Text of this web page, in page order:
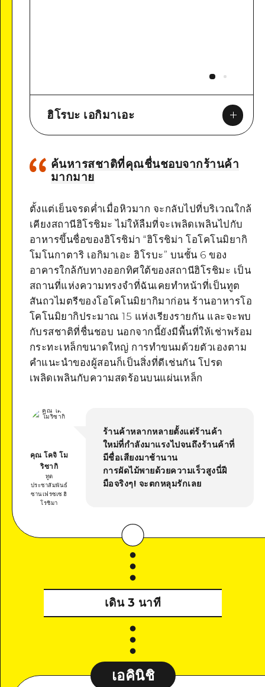
ฮิโรบะ เอกิมาเอะ
Google Maps
ดูรายละเอียด
ค้นหารสชาติที่คุณชื่นชอบจากร้านค้า
มากมาย
ตั้งแต่เย็นจรดค่ำเมื่อหิวมาก จะกลับไปที่บริเวณใกล้
เคียงสถานีฮิโรชิมะ ไม่ให้ลืมที่จะเพลิดเพลินไปกับ
อาหารขึ้นชื่อของฮิโรชิม่า “ฮิโรชิม่า โอโคโนมิยากิ
โมโนกาตาริ เอกิมาเอะ ฮิโรบะ” บนชั้น 6 ของ
อาคารใกล้กับทางออกทิศใต้ของสถานีฮิโรชิมะ เป็น
สถานที่แห่งความทรงจำที่ฉันเคยทำหน้าที่เป็นทูต
สันถวไมตรีของโอโคโนมิยากิมาก่อน ร้านอาหารโอ
โคโนมิยากิประมาณ 15 แห่งเรียงรายกัน และจะพบ
กับรสชาติที่ชื่นชอบ นอกจากนี้ยังมีพื้นที่ให้เช่าพร้อม
กระทะเหล็กขนาดใหญ่ การทำขนมด้วยตัวเองตาม
คำแนะนำของผู้สอนก็เป็นสิ่งที่ดีเช่นกัน โปรด
เพลิดเพลินกับความสดร้อนบนแผ่นเหล็ก
คุณ โคจิ โม
ริซากิ
ทูต
ประชาสัมพันธ์
ซานเฟรซเซ ฮิ
โรชิมา
ร้านค้าหลากหลายตั้งแต่ร้านค้า
ใหม่ที่กำลังมาแรงไปจนถึงร้านค้าที่
มีชื่อเสียงมาช้านาน
การผัดไม้พายด้วยความเร็วสูงนี่ฝี
มือจริงๆ! จะตกหลุมรักเลย
เดิน 3 นาที
เอคินิชิ